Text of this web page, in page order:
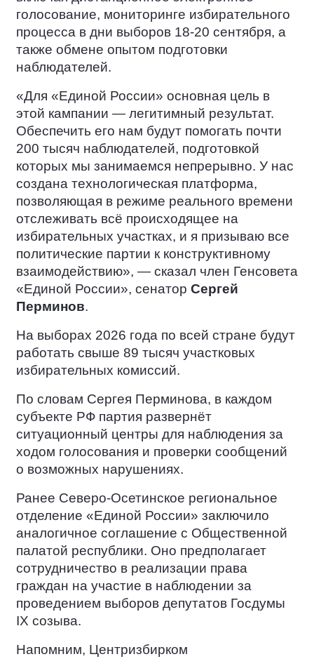
голосование, мониторинге избирательного
процесса в дни выборов 18-20 сентября, а
также обмене опытом подготовки
наблюдателей.
«Для «Единой России» основная цель в
этой кампании — легитимный результат.
Обеспечить его нам будут помогать почти
200 тысяч наблюдателей, подготовкой
которых мы занимаемся непрерывно. У нас
создана технологическая платформа,
позволяющая в режиме реального времени
отслеживать всё происходящее на
избирательных участках, и я призываю все
политические партии к конструктивному
взаимодействию», — сказал член Генсовета
«Единой России», сенатор Сергей
Перминов.
На выборах 2026 года по всей стране будут
работать свыше 89 тысяч участковых
избирательных комиссий.
По словам Сергея Перминова, в каждом
субъекте РФ партия развернёт
ситуационный центры для наблюдения за
ходом голосования и проверки сообщений
о возможных нарушениях.
Ранее Северо-Осетинское региональное
отделение «Единой России» заключило
аналогичное соглашение с Общественной
палатой республики. Оно предполагает
сотрудничество в реализации права
граждан на участие в наблюдении за
проведением выборов депутатов Госдумы
IX созыва.
Напомним, Центризбирком